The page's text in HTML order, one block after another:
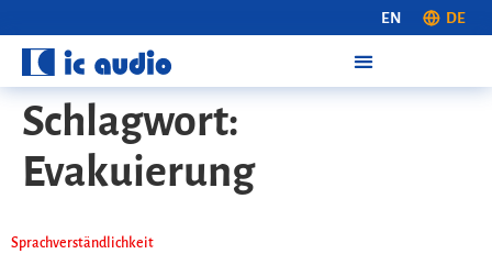
EN DE
Schlagwort:
Evakuierung
Sprach­verständ­lichkeit